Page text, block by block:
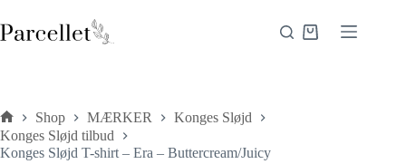
til
indhold
Indkøbskurv
Forside
Shop MÆRKER
Konges Sløjd
Konges Sløjd tilbud
Konges Sløjd T-shirt – Era – Buttercream/Juicy